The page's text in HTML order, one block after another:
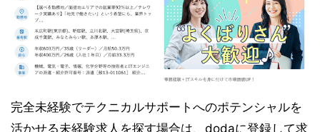
完全未経験でテクニカルサポートへのポテンシャルを
活かせる未経験求人を探す場合は、dodaに登録して求